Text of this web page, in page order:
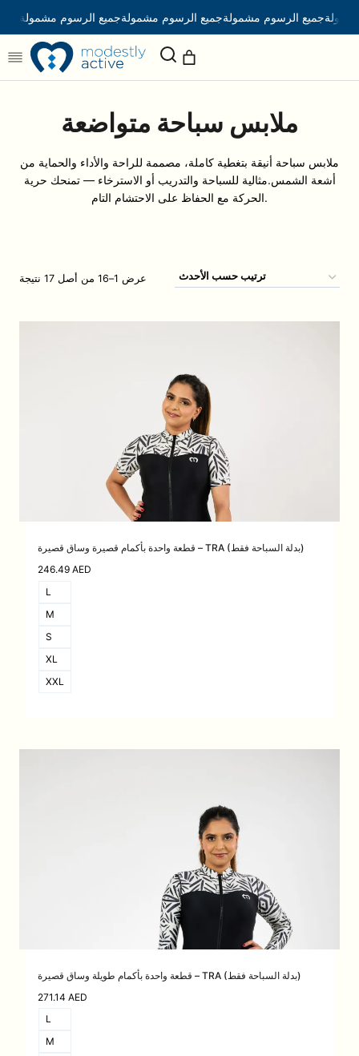
المحتوى
جميع الرسوم مشمولةجميع الرسوم مشمولةجميع الرسوم مشمولة
ملابس سباحة متواضعة
ملابس سباحة أنيقة بتغطية كاملة، مصممة للراحة والأداء والحماية من
أشعة الشمس.مثالية للسباحة والتدريب أو الاسترخاء — تمنحك حرية
الحركة مع الحفاظ على الاحتشام التام.
عرض 1–16 من أصل 17 نتيجة
قطعة واحدة بأكمام قصيرة وساق قصيرة – TRA (بدلة السباحة فقط)
246.49 AED
L
M
S
XL
XXL
قطعة واحدة بأكمام طويلة وساق قصيرة – TRA (بدلة السباحة فقط)
271.14 AED
L
M
عربة تسوقك (العناصر: 0)
المنتجات
عربة
التسوق الانتقال إلى إجراءات السداد